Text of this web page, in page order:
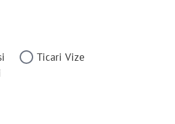
Ticari Vize